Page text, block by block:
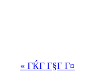
« ГЌГ Г§Г Г¤